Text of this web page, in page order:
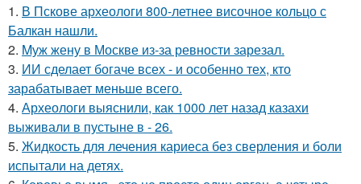
1. В Пскове археологи 800-летнее височное кольцо с
Балкан нашли.
2. Mуж жену в Москве из-за ревности зарезал.
3. ИИ сделает богаче всех - и особенно тех, кто
зарабатывает меньше всего.
4. Археологи выяснили, как 1000 лет назад казахи
выживали в пустыне в - 26.
5. Жидкость для лечения кариеса без сверления и боли
испытали на детях.